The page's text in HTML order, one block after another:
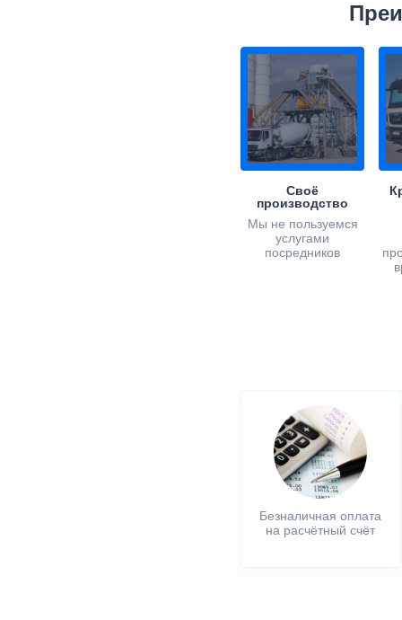
Своё
производство
Мы не пользуемся
услугами
посредников
Безналичная оплата
на расчётный счёт